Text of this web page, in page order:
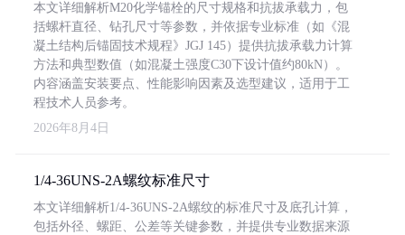
本文详细解析M20化学锚栓的尺寸规格和抗拔承载力，包
括螺杆直径、钻孔尺寸等参数，并依据专业标准（如《混
凝土结构后锚固技术规程》JGJ 145）提供抗拔承载力计算
方法和典型数值（如混凝土强度C30下设计值约80kN）。
内容涵盖安装要点、性能影响因素及选型建议，适用于工
程技术人员参考。
2026年8月4日
1/4-36UNS-2A螺纹标准尺寸
本文详细解析1/4-36UNS-2A螺纹的标准尺寸及底孔计算，
包括外径、螺距、公差等关键参数，并提供专业数据来源